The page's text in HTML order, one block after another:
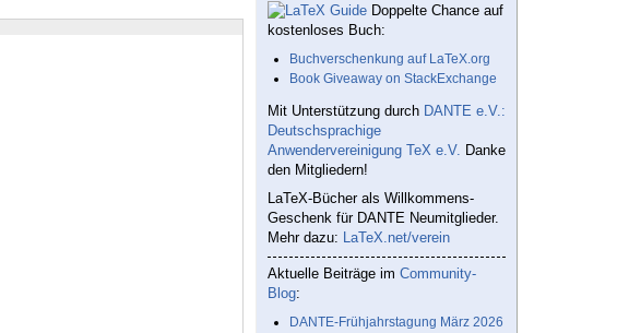
Doppelte Chance auf
kostenloses Buch:
Buchverschenkung auf LaTeX.org
Book Giveaway on StackExchange
Mit Unterstützung durch DANTE e.V.:
Deutschsprachige
Anwendervereinigung TeX e.V. Danke
den Mitgliedern!
LaTeX-Bücher als Willkommens-
Geschenk für DANTE Neumitglieder.
Mehr dazu: LaTeX.net/verein
Aktuelle Beiträge im Community-
Blog:
DANTE-Frühjahrstagung März 2026